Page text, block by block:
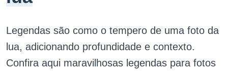
Legendas são como o tempero de uma foto da
lua, adicionando profundidade e contexto.
Confira aqui maravilhosas legendas para fotos